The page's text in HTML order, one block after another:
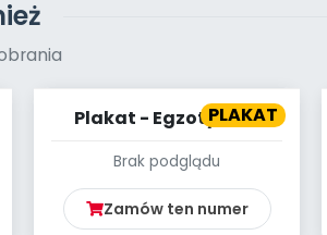
PLAKAT
Plakat - Egzotyczne
Brak podglądu
Zamów ten numer